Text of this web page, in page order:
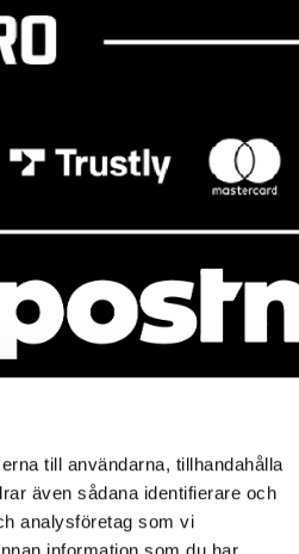
till användarna, tillhandahålla
även sådana identifierare och
analysföretag som vi